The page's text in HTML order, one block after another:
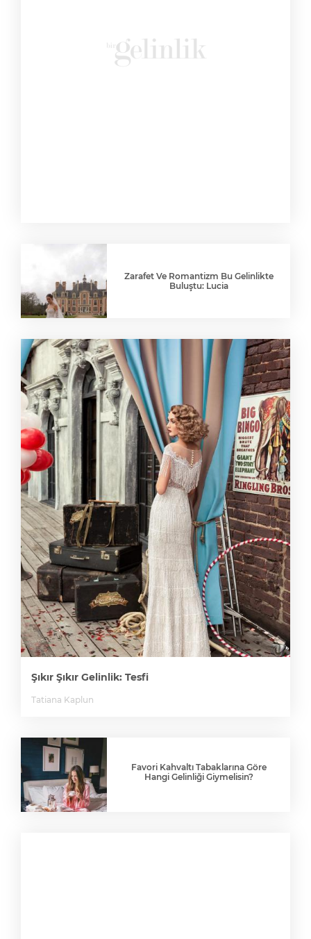
Zarafet Ve Romantizm Bu Gelinlikte
Buluştu: Lucia
Şıkır Şıkır Gelinlik: Tesfi
Tatiana Kaplun
Favori Kahvaltı Tabaklarına Göre
Hangi Gelinliği Giymelisin?